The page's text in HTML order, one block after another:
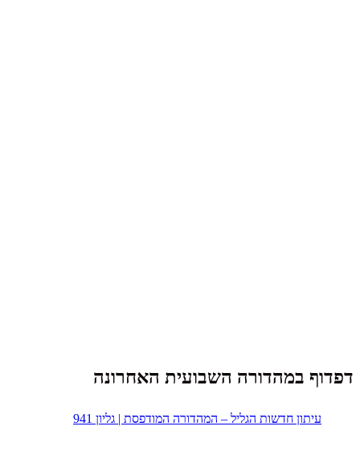
דפדוף במהדורה השבועית האחרונה
עיתון חדשות הגליל – המהדורה המודפסת | גליון 941